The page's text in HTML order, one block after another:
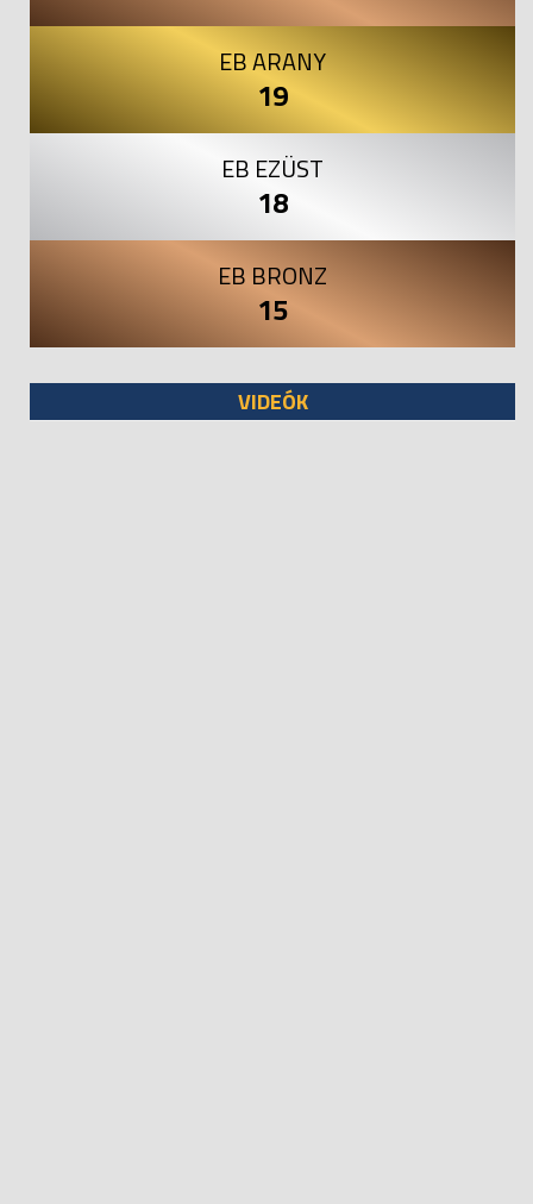
EB ARANY
19
EB EZÜST
18
EB BRONZ
15
VIDEÓK